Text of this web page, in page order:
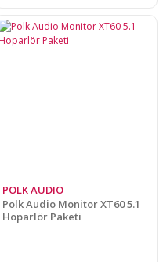
POLK AUDIO
Polk Audio Monitor XT60 5.1
Hoparlör Paketi